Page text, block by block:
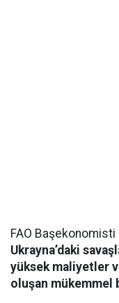
FAO
Ukrayna’daki
yüksek maliyetler
oluşan mükemmel